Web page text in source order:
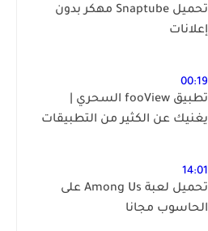
تحميل Snaptube مهكر بدون
إعلانات
00:19
تطبيق fooView السحري |
يغنيك عن الكثير من التطبيقات
14:01
تحميل لعبة Among Us على
الحاسوب مجانا